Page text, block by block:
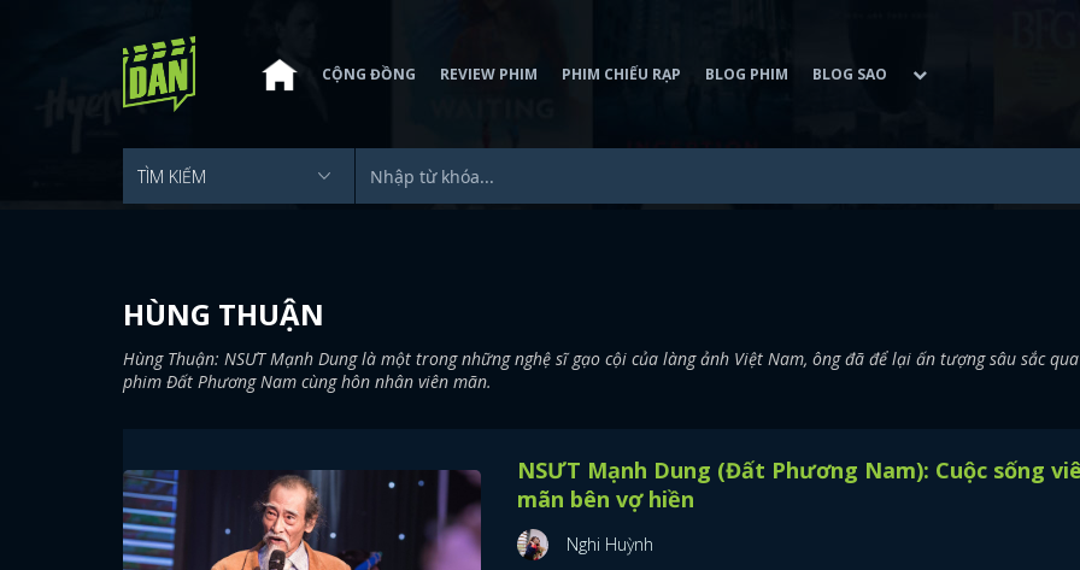
CỘNG ĐỒNG REVIEW PHIM PHIM CHIẾU RẠP BLOG PHIM BLOG SAO
HÙNG THUẬN
Hùng Thuận: NSƯT Mạnh Dung là một trong những nghệ sĩ gạo cội của làng ảnh Việt Nam, ông đã để lại ấn tượng sâu sắc
phim Đất Phương Nam cùng hôn nhân viên mãn.
NSƯT Mạnh Dung (Đất Phương Nam): Cuộc sống
mãn bên vợ hiền
Nghi Huỳnh